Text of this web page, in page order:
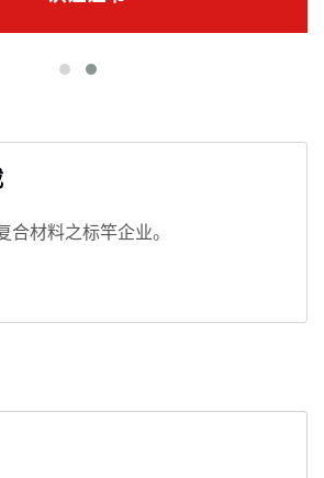
合材料之标竿企业。